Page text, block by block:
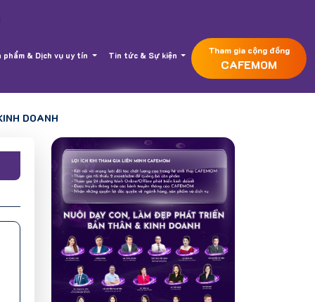
phẩm & Dịch vụ uy tín Tin tức & Sự kiện Tham gia cộng đồng
CAFEMOM
DOANH